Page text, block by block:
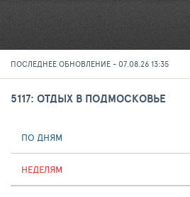
ПОСЛЕДНЕЕ ОБНОВЛЕНИЕ - 07.08.26 13:35
5117: ОТДЫХ В ПОДМОСКОВЬЕ
ПО ДНЯМ
НЕДЕЛЯМ